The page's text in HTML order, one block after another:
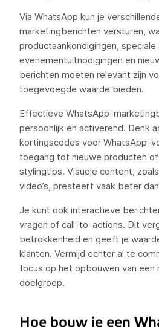
Via WhatsApp kun je
marketingberichten versturen,
productaankondigingen, speciale
evenementuitnodigingen en
berichten moeten relevant zijn
toegevoegde waarde bieden.
Effectieve WhatsApp-
persoonlijk en activerend. Denk
kortingscodes voor WhatsApp-
toegang tot nieuwe producten
stylingtips. Visuele content,
video’s, presteert vaak beter
Je kunt ook interactieve
vragen of call-to-actions. Dit
betrokkenheid en geeft je
klanten. Vermijd echter al te
focus op het opbouwen van een
doelgroep.
Hoe bouw je een